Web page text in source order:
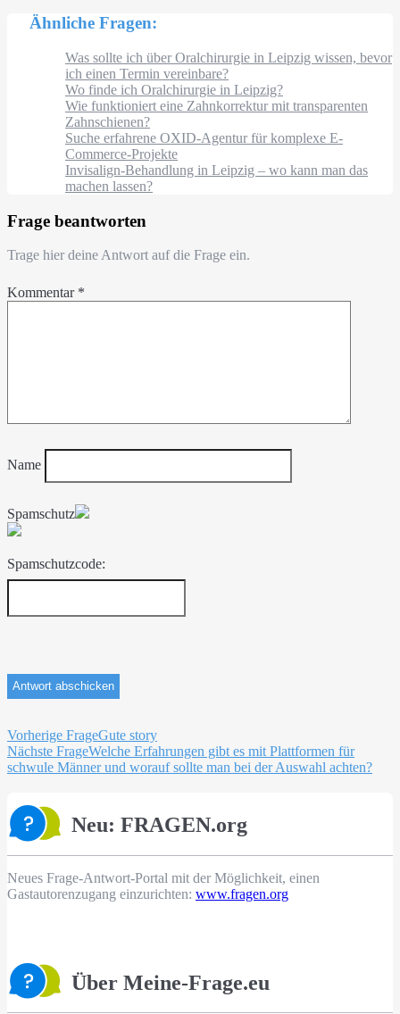
Ähnliche Fragen:
Was sollte ich über Oralchirurgie in Leipzig wissen, bevor
ich einen Termin vereinbare?
Wo finde ich Oralchirurgie in Leipzig?
Wie funktioniert eine Zahnkorrektur mit transparenten
Zahnschienen?
Suche erfahrene OXID-Agentur für komplexe E-
Commerce-Projekte
Invisalign-Behandlung in Leipzig – wo kann man das
machen lassen?
Frage beantworten
Trage hier deine Antwort auf die Frage ein.
Kommentar *
Name
Spamschutz
Spamschutzcode:
Beitragsnavigation
Vorherige FrageGute story
Nächste FrageWelche Erfahrungen gibt es mit Plattformen für
schwule Männer und worauf sollte man bei der Auswahl achten?
Neu: FRAGEN.org
Neues Frage-Antwort-Portal mit der Möglichkeit, einen
Gastautorenzugang einzurichten: www.fragen.org
Über Meine-Frage.eu